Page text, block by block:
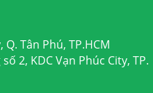
Q. Tân Phú, TP.HCM
2, KDC Vạn Phúc City, TP.